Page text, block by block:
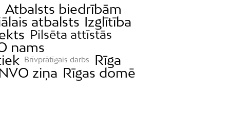
Atbalsts biedrībām
atbalsts Izglītība
Pilsēta attīstās
nams
Brīvprātīgais darbs Rīga
ziņa Rīgas domē